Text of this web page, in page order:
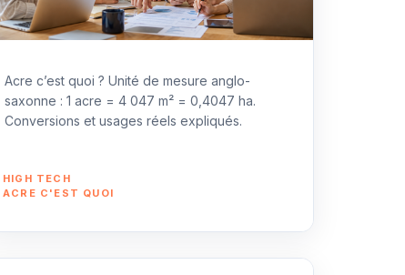
Acre c’est quoi ? Unité de mesure anglo-
saxonne : 1 acre = 4 047 m² = 0,4047 ha.
Conversions et usages réels expliqués.
CATÉGORIES
HIGH TECH
ÉTIQUETTES
ACRE C'EST QUOI